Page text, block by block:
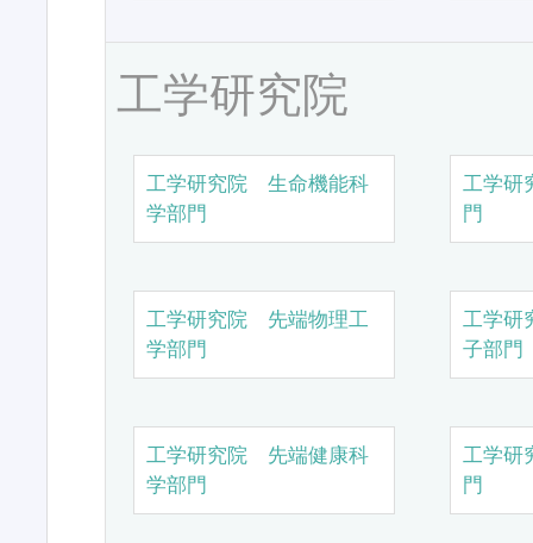
工学研究院
工学研究院 生命機能科
学部門
工学研
門
工学研究院 先端物理工
学部門
工学研
子部門
工学研究院 先端健康科
学部門
工学研
門